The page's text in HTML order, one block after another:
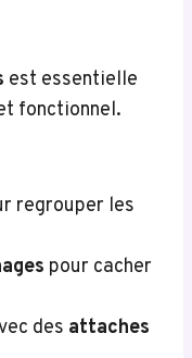
est essentielle
fonctionnel.
regrouper les
pour cacher
des attaches